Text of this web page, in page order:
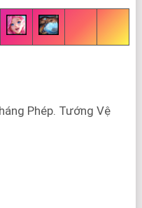
Phép. Tướng Vệ